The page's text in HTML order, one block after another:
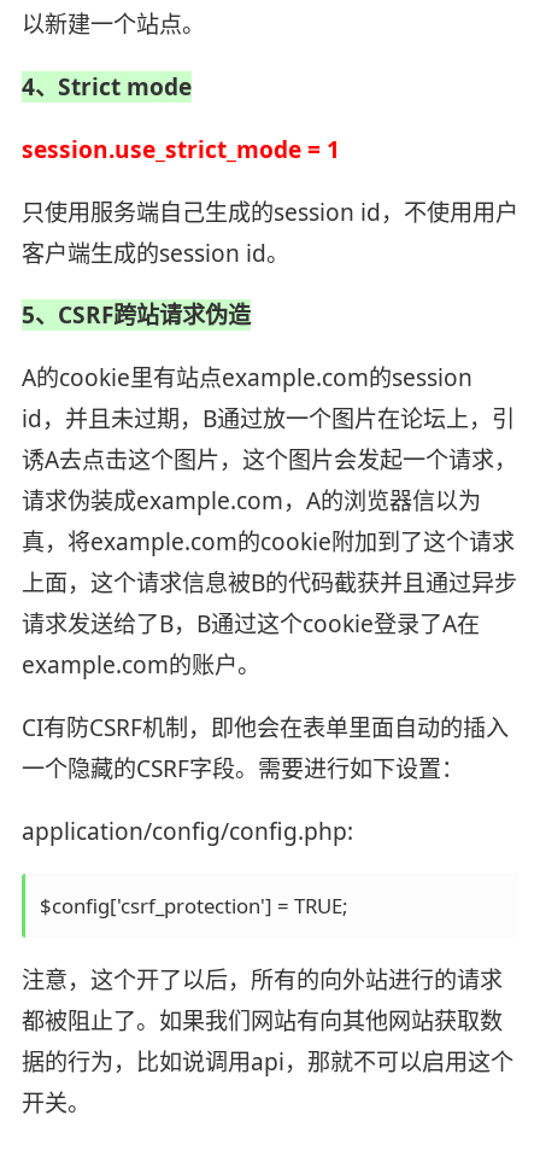
以新建一个站点。
4、Strict mode
session.use_strict_mode = 1
只使用服务端自己生成的session id，不使用用户
客户端生成的session id。
5、CSRF跨站请求伪造
A的cookie里有站点example.com的session
id，并且未过期，B通过放一个图片在论坛上，引
诱A去点击这个图片，这个图片会发起一个请求，
请求伪装成example.com，A的浏览器信以为
真，将example.com的cookie附加到了这个请求
上面，这个请求信息被B的代码截获并且通过异步
请求发送给了B，B通过这个cookie登录了A在
example.com的账户。
CI有防CSRF机制，即他会在表单里面自动的插入
一个隐藏的CSRF字段。需要进行如下设置：
application/config/config.php:
$config['csrf_protection'] = TRUE;
注意，这个开了以后，所有的向外站进行的请求
都被阻止了。如果我们网站有向其他网站获取数
据的行为，比如说调用api，那就不可以启用这个
开关。